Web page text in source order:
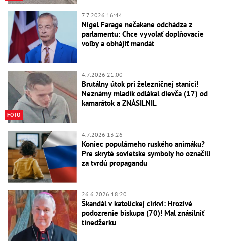
7.7.2026 16:44
Nigel Farage nečakane odchádza z
parlamentu: Chce vyvolať doplňovacie
voľby a obhájiť mandát
FOTO
4.7.2026 21:00
Brutálny útok pri železničnej stanici!
Neznámy mladík odlákal dievča (17) od
kamarátok a ZNÁSILNIL
4.7.2026 13:26
Koniec populárneho ruského animáku?
Pre skryté sovietske symboly ho označili
za tvrdú propagandu
26.6.2026 18:20
Škandál v katolíckej cirkvi: Hrozivé
podozrenie biskupa (70)! Mal znásilniť
tínedžerku